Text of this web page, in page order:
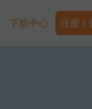
下载中心 注册 /